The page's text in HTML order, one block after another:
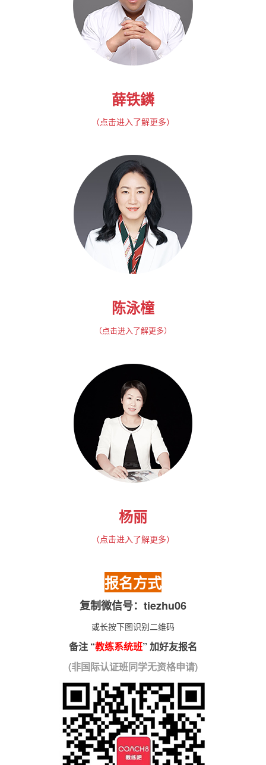
薛铁鏻
（点击进入了解更多）
陈泳橦
（点击进入了解更多）
杨丽
（点击进入了解更多）
报名方式
复制微信号：tiezhu06
或长按下图识别二维码
备注 “教练系统班” 加好友报名
(非国际认证班同学无资格申请)